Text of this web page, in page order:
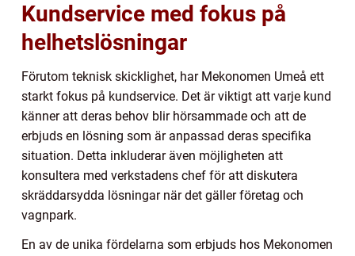
Kundservice med fokus på
helhetslösningar
Förutom teknisk skicklighet, har Mekonomen Umeå ett
starkt fokus på kundservice. Det är viktigt att varje kund
känner att deras behov blir hörsammade och att de
erbjuds en lösning som är anpassad deras specifika
situation. Detta inkluderar även möjligheten att
konsultera med verkstadens chef för att diskutera
skräddarsydda lösningar när det gäller företag och
vagnpark.
En av de unika fördelarna som erbjuds hos Mekonomen